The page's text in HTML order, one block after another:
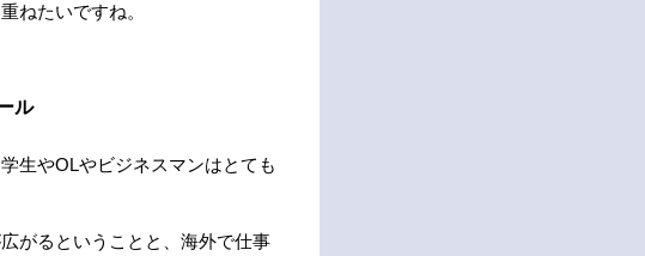
ねたいですね。
ル
生やOLやビジネスマンはとても
がるということと、海外で仕事